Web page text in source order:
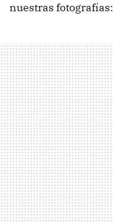
nuestras fotografías: